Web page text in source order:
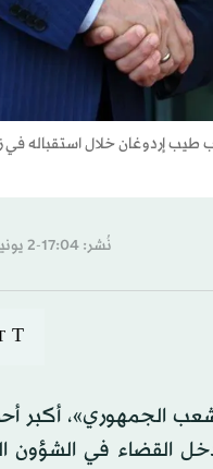
نُشر: 17:04-2 يونيو 2026 م ـ 17 ذو الحِجّة 1447 هـ
T
الجمهوري»، أكبر
القضاء في الشؤون